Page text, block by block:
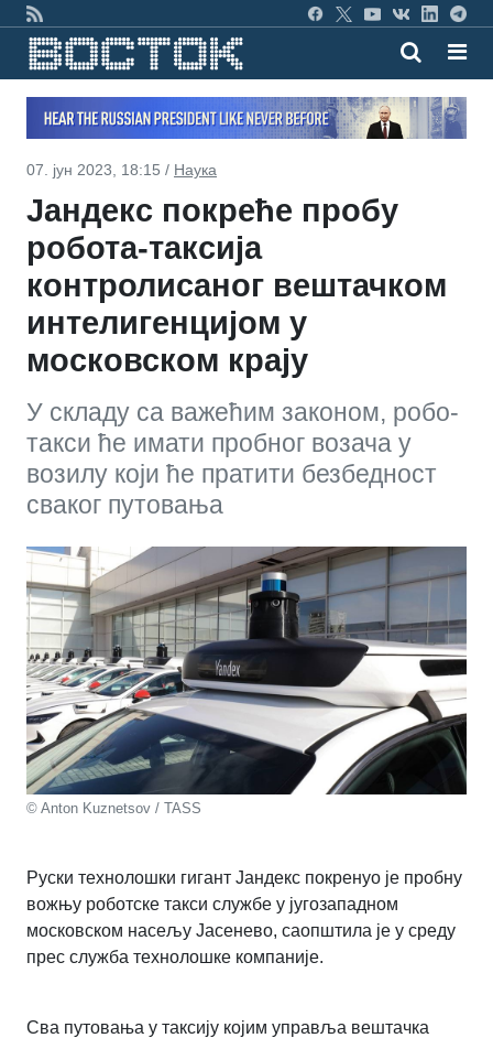
07. јун 2023, 18:15 / Наука
Јандекс покреће пробу
робота-таксија
контролисаног вештачком
интелигенцијом у
московском крају
У складу са важећим законом, робо-
такси ће имати пробног возача у
возилу који ће пратити безбедност
сваког путовања
© Anton Kuznetsov / TASS
Руски технолошки гигант Јандекс покренуо је пробну
вожњу роботске такси службе у југозападном
московском насељу Јасенево, саопштила је у среду
прес служба технолошке компаније.
Сва путовања у таксију којим управља вештачка